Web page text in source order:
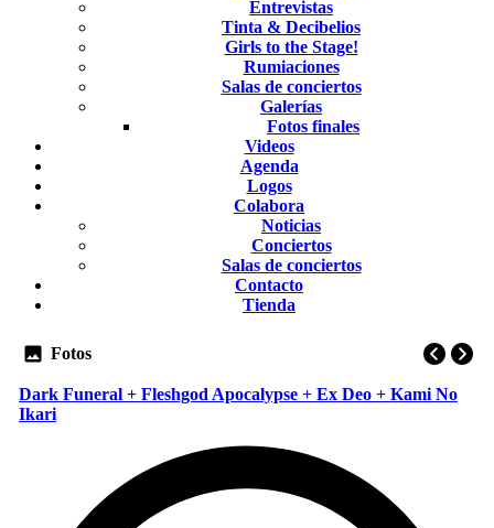
Entrevistas
Tinta & Decibelios
Girls to the Stage!
Rumiaciones
Salas de conciertos
Galerías
Fotos finales
Videos
Agenda
Logos
Colabora
Noticias
Conciertos
Salas de conciertos
Contacto
Tienda
Fotos
Dark Funeral + Fleshgod Apocalypse + Ex Deo + Kami No
Ikari